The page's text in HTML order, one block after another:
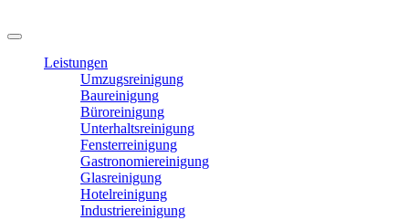
Leistungen
Umzugsreinigung
Baureinigung
Büroreinigung
Unterhaltsreinigung
Fensterreinigung
Gastronomiereinigung
Glasreinigung
Hotelreinigung
Industriereinigung